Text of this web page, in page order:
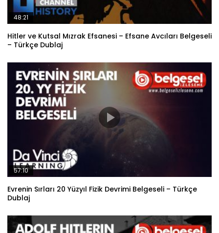
48:21
Hitler ve Kutsal Mızrak Efsanesi – Efsane Avcıları Belgeseli
– Türkçe Dublaj
57:10
Evrenin Sırları 20 Yüzyıl Fizik Devrimi Belgeseli – Türkçe
Dublaj